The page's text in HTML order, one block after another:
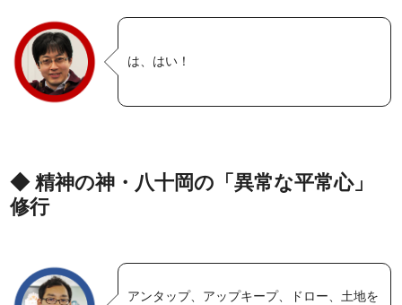
は、はい！
◆ 精神の神・八十岡の「異常な平常心」
修行
アンタップ、アップキープ、ドロー、土地を